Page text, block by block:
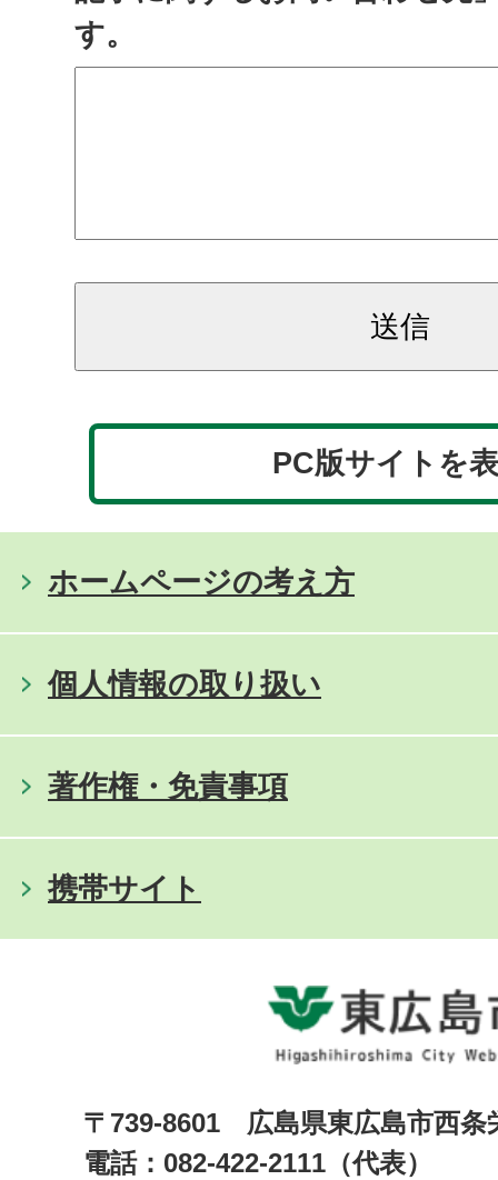
す。
PC版サイトを
ホームページの考え方
個人情報の取り扱い
著作権・免責事項
携帯サイト
〒739-8601 広島県東広島市西
電話：082-422-2111（代表）